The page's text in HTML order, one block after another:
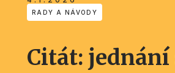
RADY A NÁVODY
Citát: jednání